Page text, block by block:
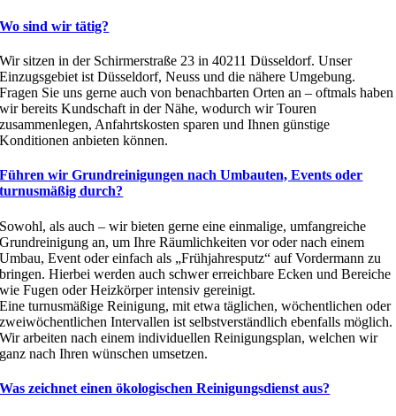
Wo sind wir tätig?
Wir sitzen in der Schirmerstraße 23 in 40211 Düsseldorf. Unser
Einzugsgebiet ist Düsseldorf, Neuss und die nähere Umgebung.
Fragen Sie uns gerne auch von benachbarten Orten an – oftmals haben
wir bereits Kundschaft in der Nähe, wodurch wir Touren
zusammenlegen, Anfahrtskosten sparen und Ihnen günstige
Konditionen anbieten können.
Führen wir Grundreinigungen nach Umbauten, Events oder
turnusmäßig durch?
Sowohl, als auch – wir bieten gerne eine einmalige, umfangreiche
Grundreinigung an, um Ihre Räumlichkeiten vor oder nach einem
Umbau, Event oder einfach als „Frühjahresputz“ auf Vordermann zu
bringen. Hierbei werden auch schwer erreichbare Ecken und Bereiche
wie Fugen oder Heizkörper intensiv gereinigt.
Eine turnusmäßige Reinigung, mit etwa täglichen, wöchentlichen oder
zweiwöchentlichen Intervallen ist selbstverständlich ebenfalls möglich.
Wir arbeiten nach einem individuellen Reinigungsplan, welchen wir
ganz nach Ihren wünschen umsetzen.
Was zeichnet einen ökologischen Reinigungsdienst aus?